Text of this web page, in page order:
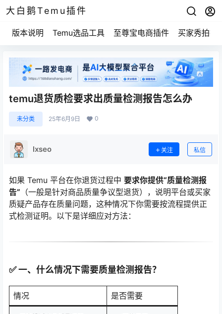
大白鹅Temu插件
版本说明 Temu选品工具 至尊宝电商插件 买家秀拍摄
temu退货质检要求出质量检测报告怎么办
未分类 25年6月9日 0
lxseo 关注 私信
如果 Temu 平台在你退货过程中 要求你提供“质量检测报
告” （一般是针对商品质量争议型退货），说明平台或买家
质疑产品存在质量问题，这种情况下你需要按流程提供正
式检测证明。以下是详细应对方法：
✅ 一、什么情况下需要质量检测报告？
情况 是否需要